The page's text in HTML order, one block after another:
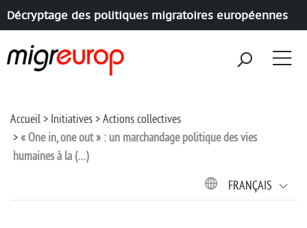
Décryptage des politiques migratoires européennes
Accueil Initiatives
Actions collectives
« One in, one out » : un marchandage politique des vies
humaines à la (…)
FRANÇAIS